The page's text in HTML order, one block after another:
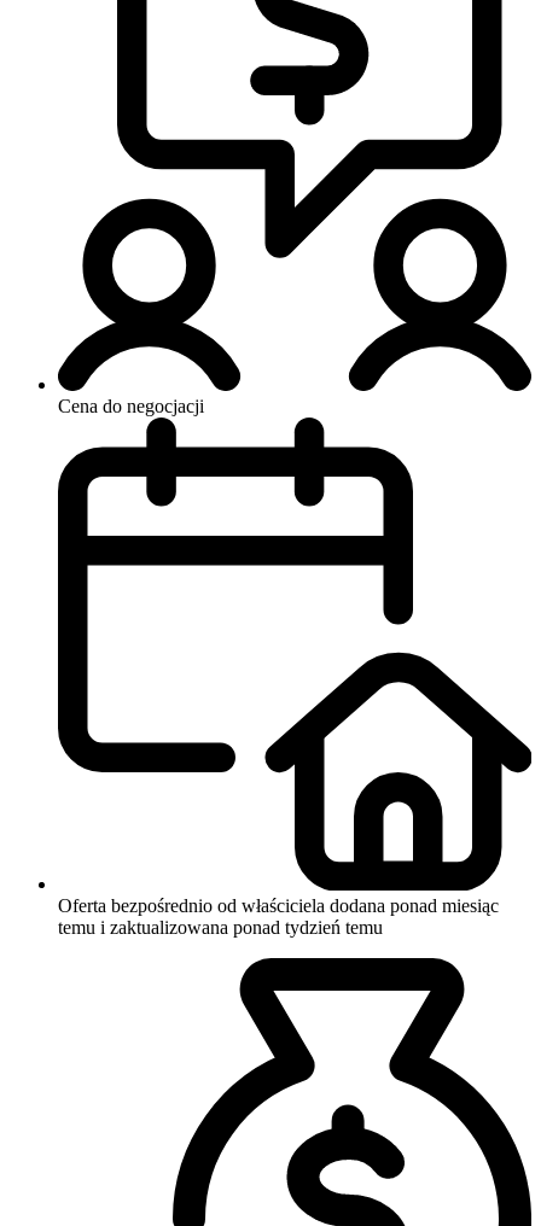
Cena do negocjacji
Oferta bezpośrednio od właściciela dodana ponad miesiąc
temu i zaktualizowana ponad tydzień temu